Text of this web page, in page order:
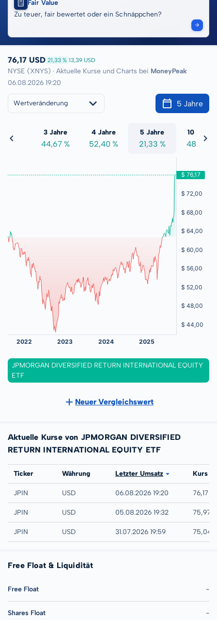
Fair Value
Zu teuer, fair bewertet oder ein Schnäppchen?
76,17 USD 21,33 % 13,39 USD
NYSE (XNYS) · Aktuelle Kurse und Charts bei MoneyPeak
06.08.2026 19:20
Wertveränderung 5 Jahre
%
3 Jahre
44,67 %
4 Jahre
52,40 %
5 Jahre
21,33 %
10 Jahre
48,97 %
JPMORGAN DIVERSIFIED RETURN INTERNATIONAL EQUITY
ETF
Neuer Vergleichswert
Aktuelle Kurse von JPMORGAN DIVERSIFIED
RETURN INTERNATIONAL EQUITY ETF
Börse
Ticker Währung Letzter Umsatz Kurs
NYSE
JPIN USD 06.08.2026 19:20 76,17
IEX
JPIN USD 05.08.2026 19:32 75,97
AMEX
JPIN USD 31.07.2026 19:59 75,04
Free Float & Liquidität
Free Float -
Shares Float -